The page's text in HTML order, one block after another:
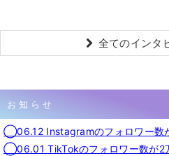
全てのインタ
お知らせ
◯06.12 Instagramのフォロワー数
◯06.01 TikTokのフォロワー数が2